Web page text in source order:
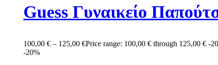
Guess Γυναικείο
100,00 € – 125,00 €Price range: 100,00 € through 125,00 € -
-20%